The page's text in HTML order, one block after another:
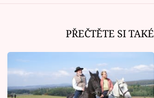
PŘEČTĚTE SI TAKÉ